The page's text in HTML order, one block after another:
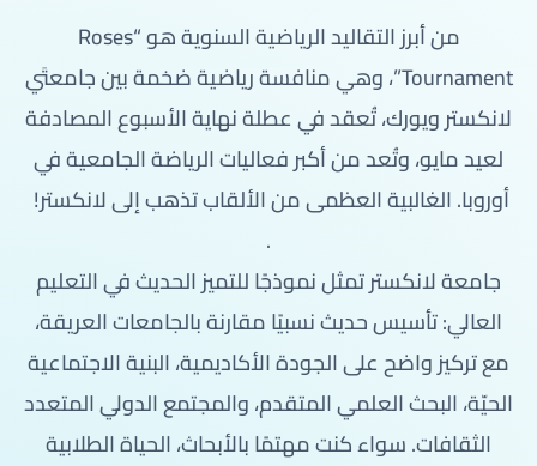
من أبرز التقاليد الرياضية السنوية هو “Roses
Tournament”، وهي منافسة رياضية ضخمة بين جامعتَي
لانكستر ويورك، تُعقد في عطلة نهاية الأسبوع المصادفة
لعيد مايو، وتُعد من أكبر فعاليات الرياضة الجامعية في
أوروبا. الغالبية العظمى من الألقاب تذهب إلى لانكستر!
.
جامعة لانكستر تمثل نموذجًا للتميز الحديث في التعليم
العالي: تأسيس حديث نسبيًا مقارنة بالجامعات العريقة،
مع تركيز واضح على الجودة الأكاديمية، البنية الاجتماعية
الحيّة، البحث العلمي المتقدم، والمجتمع الدولي المتعدد
الثقافات. سواء كنت مهتمًا بالأبحاث، الحياة الطلابية